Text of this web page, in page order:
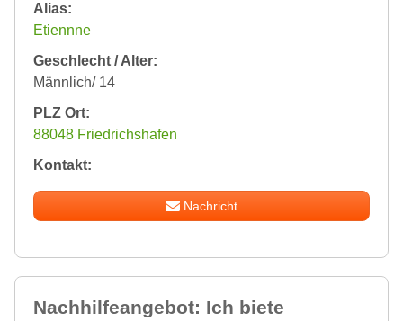
Alias:
Etiennne
Geschlecht / Alter:
Männlich/ 14
PLZ Ort:
88048 Friedrichshafen
Kontakt:
Nachricht
Nachhilfeangebot: Ich biete